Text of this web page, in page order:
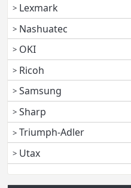
Lexmark
Nashuatec
OKI
Ricoh
Samsung
Sharp
Triumph-Adler
Utax